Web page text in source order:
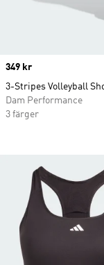
Price
349 kr
3-Stripes Volleyball
Dam Performance
3 färger